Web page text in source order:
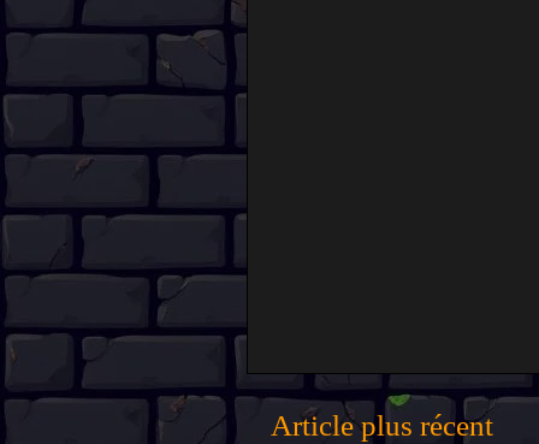
Article plus récent